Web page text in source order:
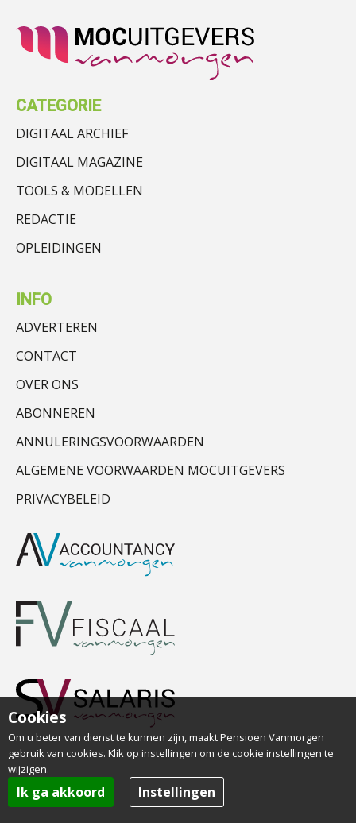
CATEGORIE
DIGITAAL ARCHIEF
DIGITAAL MAGAZINE
TOOLS & MODELLEN
REDACTIE
OPLEIDINGEN
INFO
ADVERTEREN
CONTACT
OVER ONS
ABONNEREN
ANNULERINGSVOORWAARDEN
ALGEMENE VOORWAARDEN MOCUITGEVERS
PRIVACYBELEID
Cookies
Om u beter van dienst te kunnen zijn, maakt Pensioen Vanmorgen
gebruik van cookies. Klik op instellingen om de cookie instellingen te
wijzigen.
Ik ga akkoord Instellingen